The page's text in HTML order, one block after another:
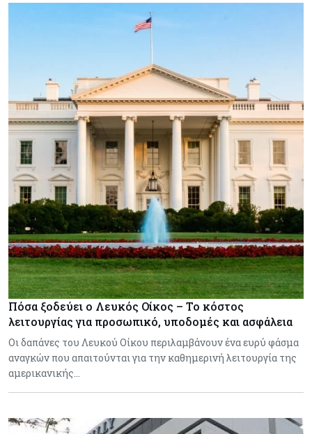
Πόσα ξοδεύει ο Λευκός Οίκος – Το κόστος
λειτουργίας για προσωπικό, υποδομές και ασφάλεια
Οι δαπάνες του Λευκού Οίκου περιλαμβάνουν ένα ευρύ φάσμα
αναγκών που απαιτούνται για την καθημερινή λειτουργία της
αμερικανικής…